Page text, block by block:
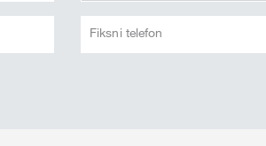
Fiksni telefon